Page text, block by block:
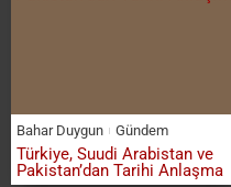
Bahar Duygun Gündem
Türkiye, Suudi Arabistan ve
Pakistan’dan Tarihi Anlaşma